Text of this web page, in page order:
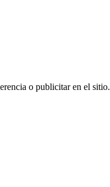
o publicitar en el sitio.